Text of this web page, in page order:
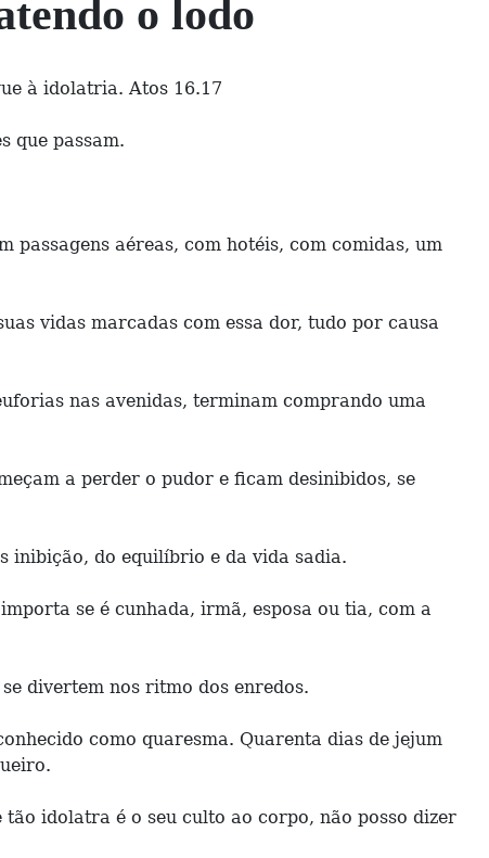
o lodo
à idolatria. Atos 16.17
que passam.
passagens aéreas, com hotéis, com comidas, um
vidas marcadas com essa dor, tudo por causa
nas avenidas, terminam comprando uma
a perder o pudor e ficam desinibidos, se
inibição, do equilíbrio e da vida sadia.
se é cunhada, irmã, esposa ou tia, com a
divertem nos ritmo dos enredos.
como quaresma. Quarenta dias de jejum
idolatra é o seu culto ao corpo, não posso dizer